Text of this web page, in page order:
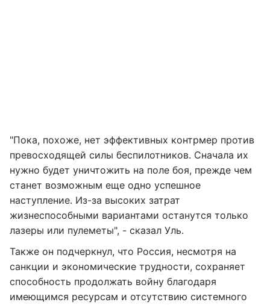
"Пока, похоже, нет эффективных контрмер против
превосходящей силы беспилотников. Сначала их
нужно будет уничтожить на поле боя, прежде чем
станет возможным еще одно успешное
наступление. Из-за высоких затрат
жизнеспособными вариантами останутся только
лазеры или пулеметы", - сказал Уль.
Также он подчеркнул, что Россия, несмотря на
санкции и экономические трудности, сохраняет
способность продолжать войну благодаря
имеющимся ресурсам и отсутствию системного